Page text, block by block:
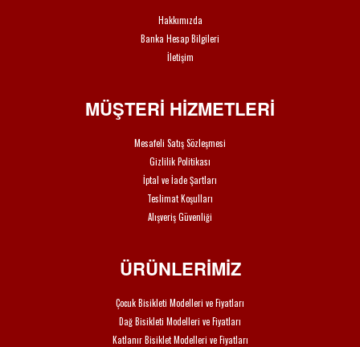
Hakkımızda
Banka Hesap Bilgileri
İletişim
MÜŞTERİ HİZMETLERİ
Mesafeli Satış Sözleşmesi
Gizlilik Politikası
İptal ve İade Şartları
Teslimat Koşulları
Alışveriş Güvenliği
ÜRÜNLERİMİZ
Çocuk Bisikleti Modelleri ve Fiyatları
Dağ Bisikleti Modelleri ve Fiyatları
Katlanır Bisiklet Modelleri ve Fiyatları